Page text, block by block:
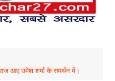
आए उमेश शर्मा के समर्थन में।